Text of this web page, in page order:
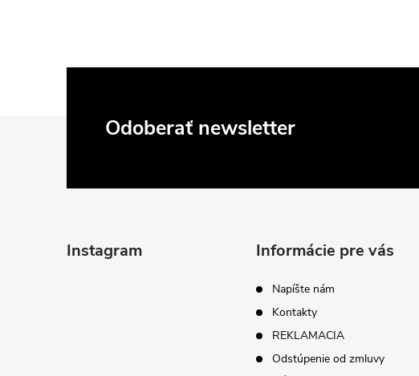
Odoberať newsletter
Instagram Informácie pre vás
Napíšte nám
Kontakty
REKLAMACIA
Odstúpenie od zmluvy